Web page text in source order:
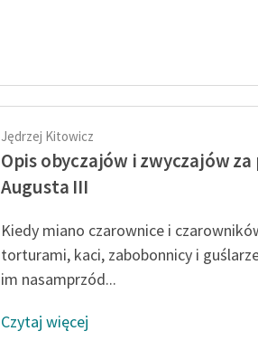
Jędrzej Kitowicz
Opis obyczajów i zwyczajów
Augusta III
Kiedy miano czarownice i
torturami, kaci, zabobonnicy i
im nasamprzód...
Czytaj więcej